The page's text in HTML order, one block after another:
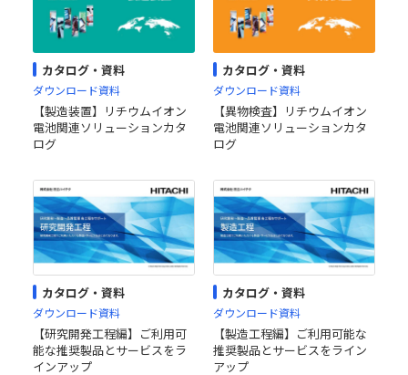
カタログ・資料
ダウンロード資料
【製造装置】リチウムイオン
電池関連ソリューションカタ
ログ
カタログ・資料
ダウンロード資料
【異物検査】リチウムイオン
電池関連ソリューションカタ
ログ
カタログ・資料
ダウンロード資料
【研究開発工程編】ご利用可
能な推奨製品とサービスをラ
インアップ
カタログ・資料
ダウンロード資料
【製造工程編】ご利用可能な
推奨製品とサービスをライン
アップ